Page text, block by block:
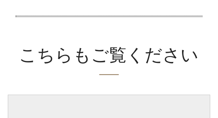
こちらもご覧ください